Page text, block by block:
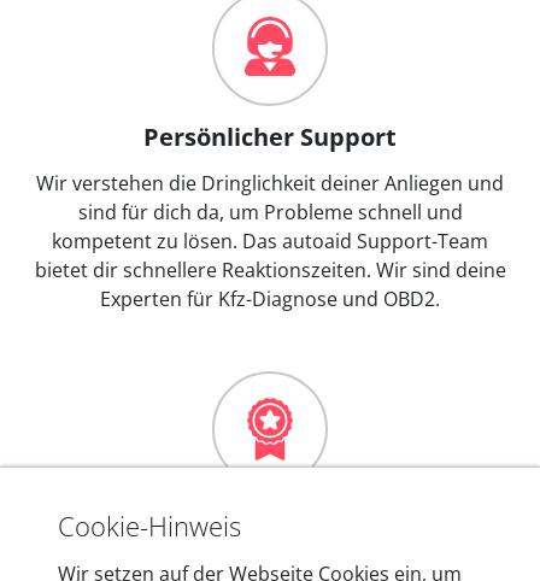
Persönlicher Support
Wir verstehen die Dringlichkeit deiner Anliegen und
sind für dich da, um Probleme schnell und
kompetent zu lösen. Das autoaid Support-Team
bietet dir schnellere Reaktionszeiten. Wir sind deine
Experten für Kfz-Diagnose und OBD2.
Mehr als 10 Jahre Erfahrung
In den Kfz-Diagnosegeräten von autoaid stecken
Cookie-Hinweis
Wir setzen auf der Webseite Cookies ein, um